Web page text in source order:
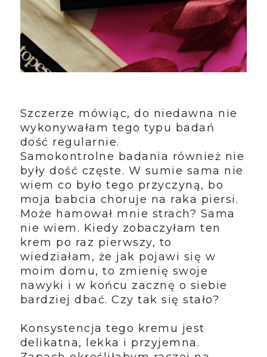
Szczerze mówiąc, do niedawna nie
wykonywałam tego typu badań
dość regularnie.
Samokontrolne badania również nie
były dość częste. W sumie sama nie
wiem co było tego przyczyną, bo
moja babcia choruje na raka piersi.
Może hamował mnie strach? Sama
nie wiem. Kiedy zobaczyłam ten
krem po raz pierwszy, to
wiedziałam, że jak pojawi się w
moim domu, to zmienię swoje
nawyki i w końcu zacznę o siebie
bardziej dbać. Czy tak się stało?
Konsystencja tego kremu jest
delikatna, lekka i przyjemna.